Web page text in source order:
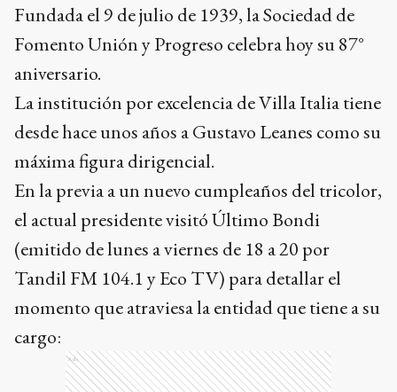
Fundada el 9 de julio de 1939, la Sociedad de
Fomento Unión y Progreso celebra hoy su 87°
aniversario.
La institución por excelencia de Villa Italia tiene
desde hace unos años a Gustavo Leanes como su
máxima figura dirigencial.
En la previa a un nuevo cumpleaños del tricolor,
el actual presidente visitó Último Bondi
(emitido de lunes a viernes de 18 a 20 por
Tandil FM 104.1 y Eco TV) para detallar el
momento que atraviesa la entidad que tiene a su
cargo:
Ads